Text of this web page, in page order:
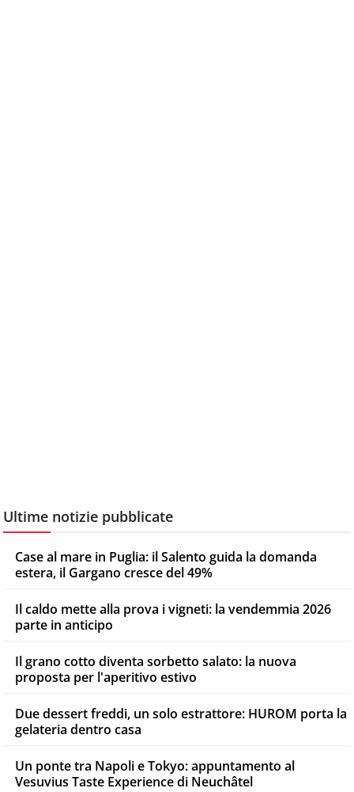
Ultime notizie pubblicate
Case al mare in Puglia: il Salento guida la domanda
estera, il Gargano cresce del 49%
Il caldo mette alla prova i vigneti: la vendemmia 2026
parte in anticipo
Il grano cotto diventa sorbetto salato: la nuova
proposta per l'aperitivo estivo
Due dessert freddi, un solo estrattore: HUROM porta la
gelateria dentro casa
Un ponte tra Napoli e Tokyo: appuntamento al
Vesuvius Taste Experience di Neuchâtel